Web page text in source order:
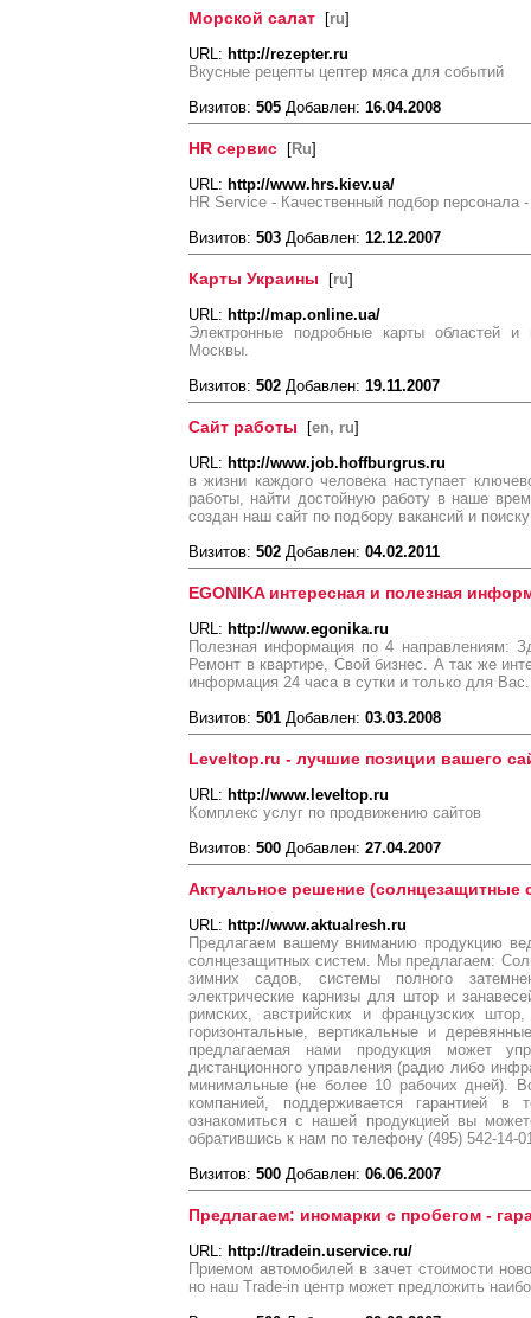
Морской салат [ru]
URL: http://rezepter.ru
Вкусные рецепты цептер мяса для событий
Визитов: 505 Добавлен: 16.04.2008
HR сервис [Ru]
URL: http://www.hrs.kiev.ua/
HR Service - Качественный подбор
Визитов: 503 Добавлен: 12.12.2007
Карты Украины [ru]
URL: http://map.online.ua/
Электронные подробные карты областей
Москвы.
Визитов: 502 Добавлен: 19.11.2007
Сайт работы [en, ru]
URL: http://www.job.hoffburgrus.ru
в жизни каждого человека наступает
работы, найти достойную работу в наше
создан наш сайт по подбору вакансий и
Визитов: 502 Добавлен: 04.02.2011
EGONIKA интересная и полезная
URL: http://www.egonika.ru
Полезная информация по 4 направлениям:
Ремонт в квартире, Свой бизнес. А так же
информация 24 часа в сутки и только для Вас.
Визитов: 501 Добавлен: 03.03.2008
Leveltop.ru - лучшие позиции вашего
URL: http://www.leveltop.ru
Комплекс услуг по продвижению сайтов
Визитов: 500 Добавлен: 27.04.2007
Актуальное решение (солнцезащитные
URL: http://www.aktualresh.ru
Предлагаем вашему вниманию продукцию
солнцезащитных систем. Мы предлагаем:
зимних садов, системы полного
электрические карнизы для штор и
римских, австрийских и французских
горизонтальные, вертикальные и
предлагаемая нами продукция может
дистанционного управления (радио либо
минимальные (не более 10 рабочих дней).
компанией, поддерживается гарантией
ознакомиться с нашей продукцией вы
обратившись к нам по телефону (495) 542-14-
Визитов: 500 Добавлен: 06.06.2007
Предлагаем: иномарки с пробегом -
URL: http://tradein.uservice.ru/
Приемом автомобилей в зачет стоимости
но наш Trade-in центр может предложить